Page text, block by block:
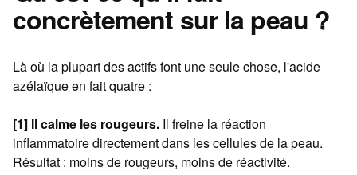
concrètement sur la peau ?
Là où la plupart des actifs font une seule chose, l'acide
azélaïque en fait quatre :
[1] Il calme les rougeurs. Il freine la réaction
inflammatoire directement dans les cellules de la peau.
Résultat : moins de rougeurs, moins de réactivité.